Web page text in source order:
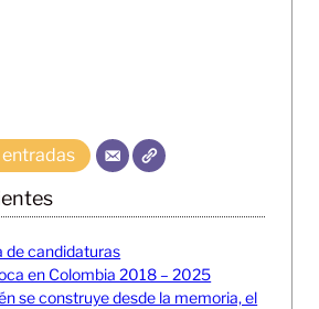
de candidaturas
en Colombia 2018 – 2025
se construye desde la memoria, el